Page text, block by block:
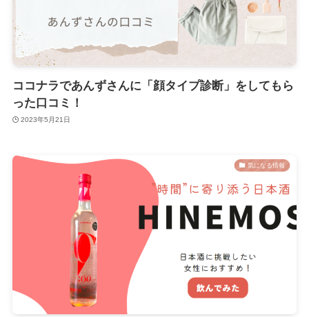
ココナラであんずさんに「顔タイプ診断」をしてもら
った口コミ！
2023年5月21日
気になる情報